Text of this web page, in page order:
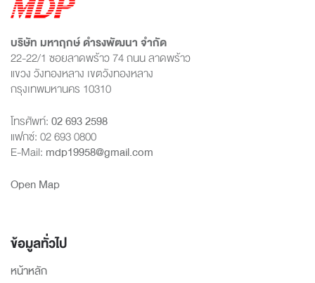
บริษัท มหาฤกษ์ ดำรงพัฒนา จำกัด
22-22/1 ซอยลาดพร้าว 74 ถนน ลาดพร้าว
แขวง วังทองหลาง เขตวังทองหลาง
กรุงเทพมหานคร 10310
โทรศัพท์:02 693 2598
แฟกซ์: 02 693 0800
E-Mail: mdp19958@gmail.com
Open Map
ข้อมูลทั่วไป
หน้าหลัก